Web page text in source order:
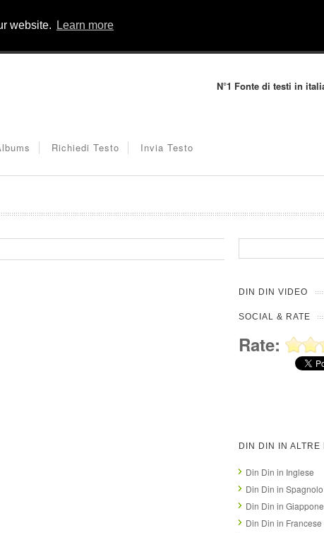
website. Learn more
N°1 Fonte di testi in
Richiedi Testo Invia Testo
DIN DIN VIDEO
SOCIAL & RATE
Rate:
DIN DIN IN ALTRE
Din Din in Inglese
Din Din in Spagnolo
Din Din in
Din Din in Francese